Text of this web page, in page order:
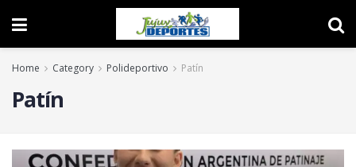
Home Category Polideportivo Patín
Patín